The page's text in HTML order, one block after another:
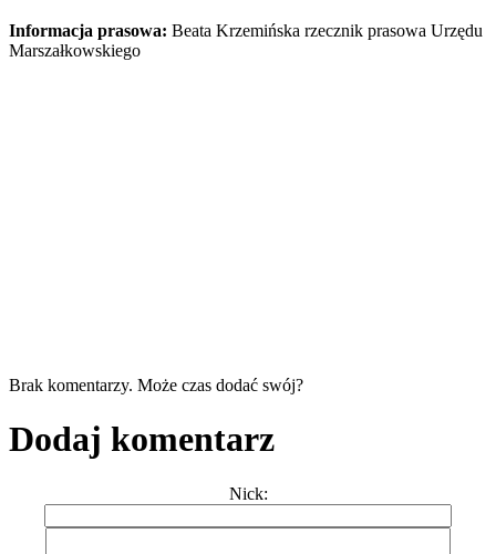
Informacja prasowa: Beata Krzemińska rzecznik prasowa Urzędu
Marszałkowskiego
Brak komentarzy. Może czas dodać swój?
Dodaj komentarz
Nick: